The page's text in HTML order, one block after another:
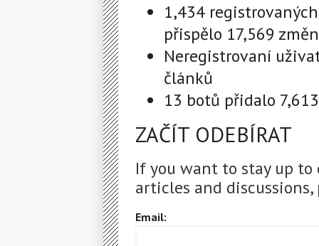
1,434
přispělo 17,569
Neregistrovaní
článků
13 botů přidalo
ZAČÍT ODEBÍRAT
If you want to stay up
articles and
Email: